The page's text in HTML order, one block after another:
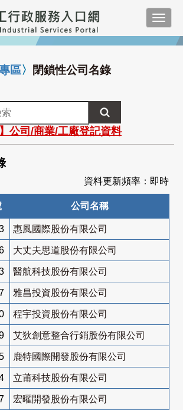
區〉 閉鎖性公司名錄
公司/商業/工廠登記資料
資料更新頻率：即時
公司名稱
惠風國際股份有限公司
大丈夫思道股份有限公司
醫航科技股份有限公司
雅昌投資股份有限公司
程宇投資股份有限公司
艾狄創意整合行銷股份有限公司
鹿特國際開發股份有限公司
立莆科技股份有限公司
宏曜開發股份有限公司